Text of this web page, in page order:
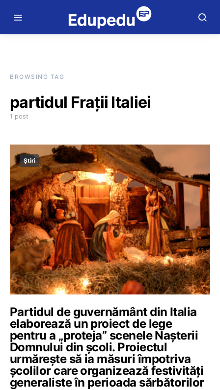
BROWSING TAG
partidul Frații Italiei
1 post
Știri
Partidul de guvernământ din Italia
elaborează un proiect de lege
pentru a „proteja” scenele Nașterii
Domnului din școli. Proiectul
urmărește să ia măsuri împotriva
școlilor care organizează festivități
generaliste în perioada sărbătorilor